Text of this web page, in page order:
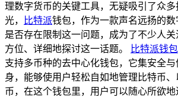
理数字货币的关键工具，无疑吸引了众多
光，
比特派钱包，作为一款声名远扬的
是否存在限制这一问题，成为了不少人
方位、详细地探讨这一话题。
比特派钱包
支持多币种的去中心化钱包，它集安全
身，能够使用户轻松自如地管理比特币
币，在这个钱包里，用户可以随心所欲